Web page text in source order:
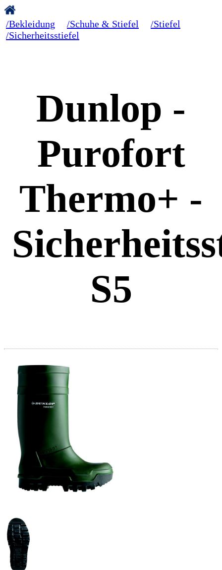
/Bekleidung /Schuhe & Stiefel
/Stiefel
/Sicherheitsstiefel
Dunlop -
Purofort
Thermo+ -
S5